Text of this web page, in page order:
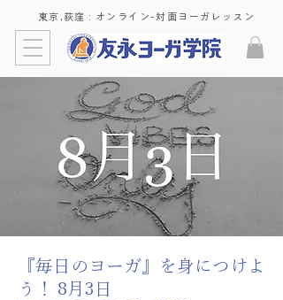
東京,荻窪 : ​オンライン-対面ヨーガレッスン
『毎日のヨーガ』を身につけよ
う！ 8月3日